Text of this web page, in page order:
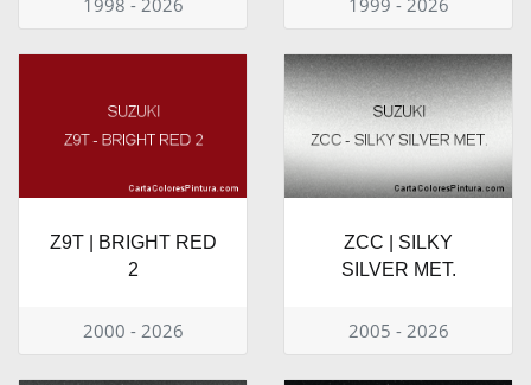
1998 - 2026 1999 - 2026
Z9T | BRIGHT RED
2
2000 - 2026
ZCC | SILKY
SILVER MET.
2005 - 2026